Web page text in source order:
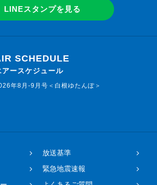
LINEスタンプを見る
SCHEDULE
アースケジュール
年8月-9月号＜白根ゆたんぽ＞
放送基準
緊急地震速報